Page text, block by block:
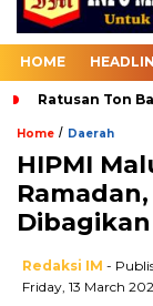
HOME
Ratusan Ton
Home / Daerah
HIPMI
Dibagikan
Redaksi IM -
Friday, 13 March